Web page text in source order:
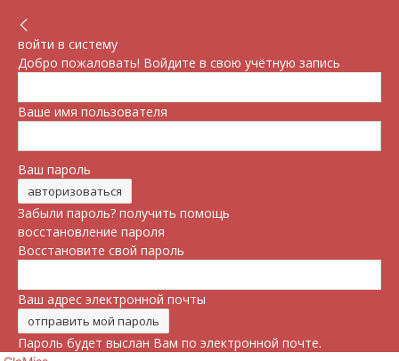
войти в систему
Добро пожаловать! Войдите в свою учётную запись
Ваше имя пользователя
Ваш пароль
Забыли пароль? получить помощь
восстановление пароля
Восстановите свой пароль
Ваш адрес электронной почты
Пароль будет выслан Вам по электронной почте.